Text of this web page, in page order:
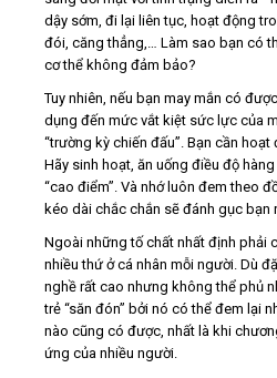
dậy sớm, đi lại liên tục, hoạt động
đói, căng thẳng,… Làm sao bạn có
cơ thể không đảm bảo?
Tuy nhiên, nếu bạn may mắn có
dụng đến mức vắt kiệt sức lực của
“trường kỳ chiến đấu”. Bạn cần
Hãy sinh hoạt, ăn uống điều độ
“cao điểm”. Và nhớ luôn đem theo
kéo dài chắc chắn sẽ đánh gục bạn
Ngoài những tố chất nhất định phải
nhiều thứ ở cá nhân mỗi người. Dù
nghề rất cao nhưng không thể phủ
trẻ “săn đón” bởi nó có thể đem lại
nào cũng có được, nhất là khi
ứng của nhiều người.